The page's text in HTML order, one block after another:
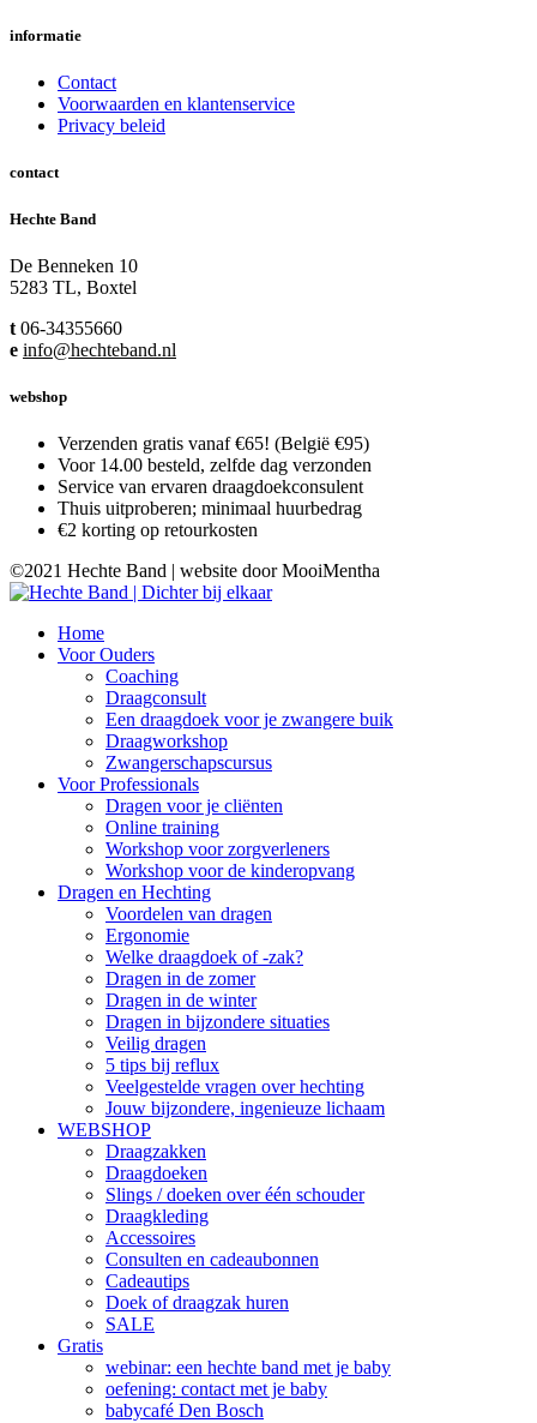
informatie
Contact
Voorwaarden en klantenservice
Privacy beleid
contact
Hechte Band
De Benneken 10
5283 TL, Boxtel
t 06-34355660
e info@hechteband.nl
webshop
Verzenden gratis vanaf €65! (België €95)
Voor 14.00 besteld, zelfde dag verzonden
Service van ervaren draagdoekconsulent
Thuis uitproberen; minimaal huurbedrag
€2 korting op retourkosten
©2021 Hechte Band | website door MooiMentha
Home
Voor Ouders
Coaching
Draagconsult
Een draagdoek voor je zwangere buik
Draagworkshop
Zwangerschapscursus
Voor Professionals
Dragen voor je cliënten
Online training
Workshop voor zorgverleners
Workshop voor de kinderopvang
Dragen en Hechting
Voordelen van dragen
Ergonomie
Welke draagdoek of -zak?
Dragen in de zomer
Dragen in de winter
Dragen in bijzondere situaties
Veilig dragen
5 tips bij reflux
Veelgestelde vragen over hechting
Jouw bijzondere, ingenieuze lichaam
WEBSHOP
Draagzakken
Draagdoeken
Slings / doeken over één schouder
Draagkleding
Accessoires
Consulten en cadeaubonnen
Cadeautips
Doek of draagzak huren
SALE
Gratis
webinar: een hechte band met je baby
oefening: contact met je baby
babycafé Den Bosch